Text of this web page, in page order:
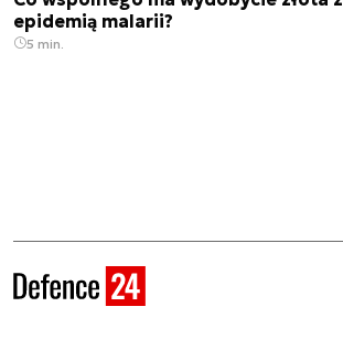
epidemią malarii?
5 min.